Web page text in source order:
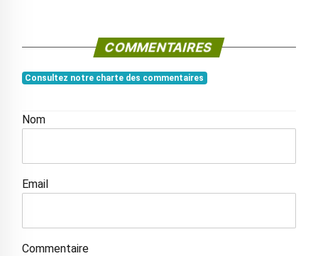
COMMENTAIRES
Consultez notre charte des commentaires
Nom
Email
Commentaire